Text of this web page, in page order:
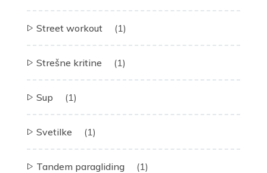
Street workout (1)
Strešne kritine (1)
Sup (1)
Svetilke (1)
Tandem paragliding (1)